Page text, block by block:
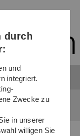
durch
und
integriert.
Zwecke zu
in unserer
willigen Sie